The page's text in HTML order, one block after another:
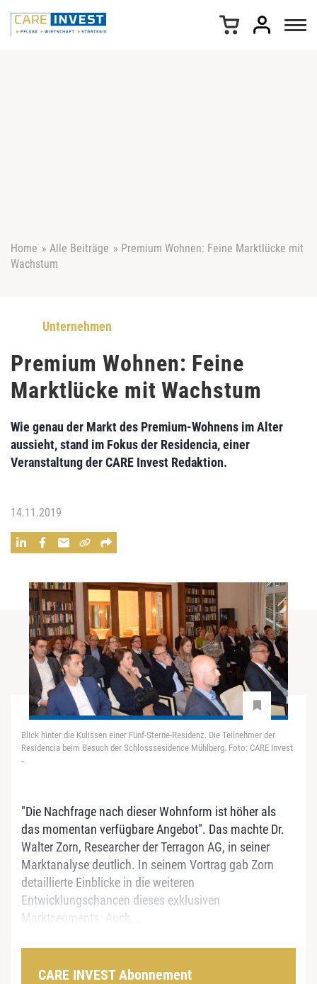
Home » Alle Beiträge » Premium Wohnen: Feine Marktlücke mit
Wachstum
Unternehmen
Premium Wohnen: Feine
Marktlücke mit Wachstum
Wie genau der Markt des Premium-Wohnens im Alter
aussieht, stand im Fokus der Residencia, einer
Veranstaltung der CARE Invest Redaktion.
14.11.2019
Blick hinter die Kulissen einer Fünf-Sterne-Residenz. Die Teilnehmer der
Residencia beim Besuch der Schlosssesidence Mühlberg. Foto: CARE Invest
-
"Die Nachfrage nach dieser Wohnform ist höher als
das momentan verfügbare Angebot". Das machte Dr.
Walter Zorn, Researcher der Terragon AG, in seiner
Marktanalyse deutlich. In seinem Vortrag gab Zorn
detaillierte Einblicke in die weiteren
Entwicklungschancen dieses exklusiven
Marktsegments. Auch...
CARE INVEST Abonnement